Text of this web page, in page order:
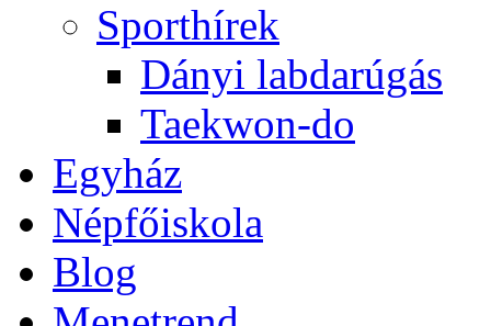
Sporthírek
Dányi labdarúgás
Taekwon-do
Egyház
Népfőiskola
Blog